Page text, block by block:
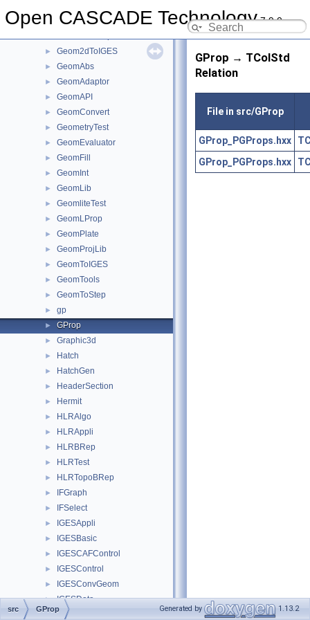
Open CASCADE Technology7.9.0
Geom2dInt
► Geom2dToIGES
► GeomAbs
► GeomAdaptor
► GeomAPI
► GeomConvert
► GeometryTest
► GeomEvaluator
► GeomFill
► GeomInt
► GeomLib
► GeomliteTest
► GeomLProp
► GeomPlate
► GeomProjLib
► GeomToIGES
► GeomTools
► GeomToStep
► gp
► GProp
► Graphic3d
► Hatch
► HatchGen
► HeaderSection
► Hermit
► HLRAlgo
► HLRAppli
► HLRBRep
► HLRTest
► HLRTopoBRep
► IFGraph
► IFSelect
► IGESAppli
► IGESBasic
► IGESCAFControl
► IGESControl
► IGESConvGeom
► IGESData
► IGESDefs
GProp → TColStd
Relation
File in src/GProp
GProp_PGProps.hxx
GProp_PGProps.hxx
src GProp Generated by 1.13.2